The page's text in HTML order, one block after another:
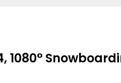
1080°